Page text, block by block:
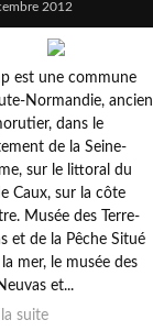
2012
est une commune
Normandie, ancien
dans le
de la Seine-
sur le littoral du
Caux, sur la côte
Musée des Terre-
et de la Pêche Situé
mer, le musée des
et...
la suite